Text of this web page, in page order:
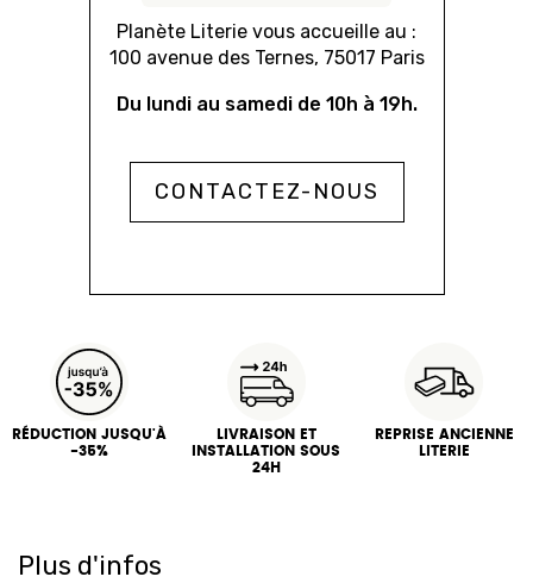
Planète Literie vous accueille au :
100 avenue des Ternes, 75017 Paris
Du lundi au samedi de 10h à 19h.
CONTACTEZ-NOUS
RÉDUCTION JUSQU'À
-35%
LIVRAISON ET
INSTALLATION SOUS
24H
REPRISE ANCIENNE
LITERIE
Plus d'infos